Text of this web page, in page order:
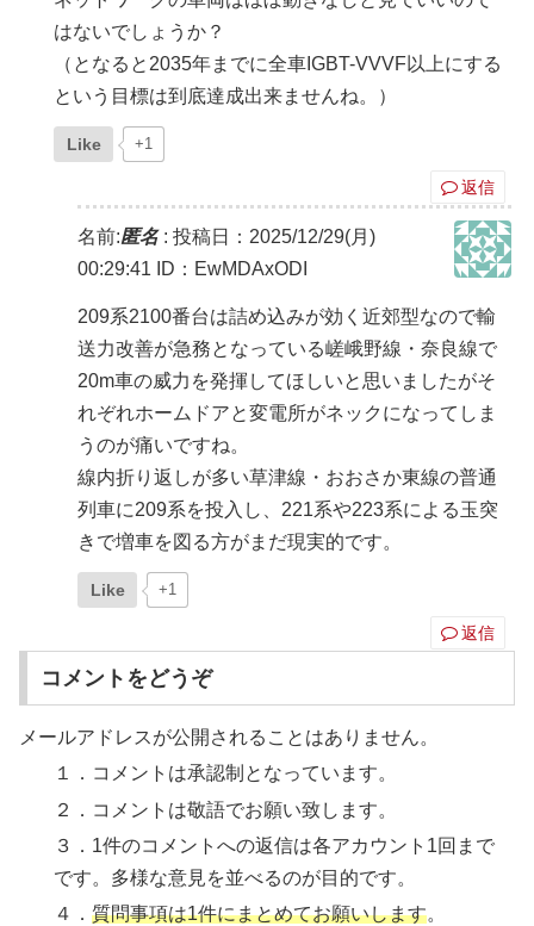
はないでしょうか？
（となると2035年までに全車IGBT-VVVF以上にする
という目標は到底達成出来ませんね。）
Like +1
返信
名前:匿名: 投稿日：2025/12/29(月)
00:29:41
ID：EwMDAxODI
209系2100番台は詰め込みが効く近郊型なので輸
送力改善が急務となっている嵯峨野線・奈良線で
20m車の威力を発揮してほしいと思いましたがそ
れぞれホームドアと変電所がネックになってしま
うのが痛いですね。
線内折り返しが多い草津線・おおさか東線の普通
列車に209系を投入し、221系や223系による玉突
きで増車を図る方がまだ現実的です。
Like +1
返信
コメントをどうぞ
メールアドレスが公開されることはありません。
１．コメントは承認制となっています。
２．コメントは敬語でお願い致します。
３．1件のコメントへの返信は各アカウント1回まで
です。多様な意見を並べるのが目的です。
４．質問事項は1件にまとめてお願いします。